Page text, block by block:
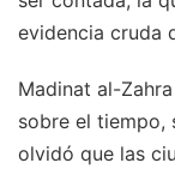
evidencia cruda
Madinat al-
sobre el tiempo,
olvidó que las